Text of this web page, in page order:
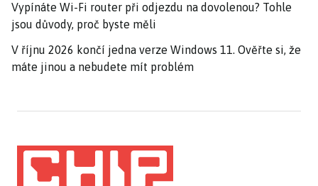
Vypínáte Wi-Fi router při odjezdu na dovolenou? Tohle
jsou důvody, proč byste měli
V říjnu 2026 končí jedna verze Windows 11. Ověřte si, že
máte jinou a nebudete mít problém